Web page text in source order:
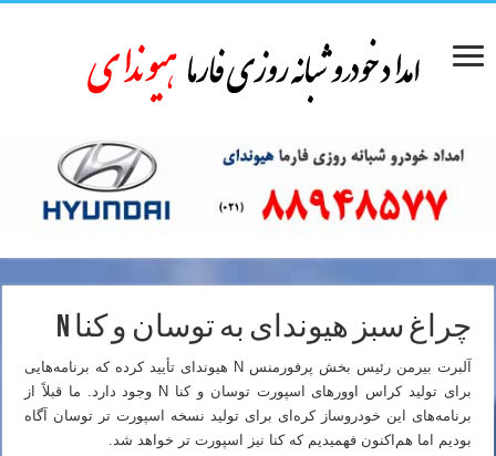
چراغ سبز هیوندای به توسان و کنا N
آلبرت بیرمن رئیس بخش پرفورمنس N هیوندای تأیید کرده که برنامه‌هایی
برای تولید کراس اوورهای اسپورت توسان و کنا N وجود دارد. ما قبلاً از
برنامه‌های این خودروساز کره‌ای برای تولید نسخه اسپورت تر توسان آگاه
بودیم اما هم‌اکنون فهمیدیم که کنا نیز اسپورت تر خواهد شد.